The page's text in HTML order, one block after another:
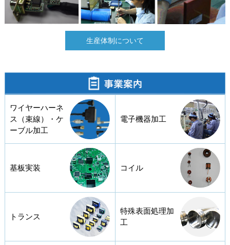
生産体制について
ワイヤーハーネ
ス（束線）・ケ
ーブル加工
電子機器加工
基板実装 コイル
トランス
特殊表面処理加
工